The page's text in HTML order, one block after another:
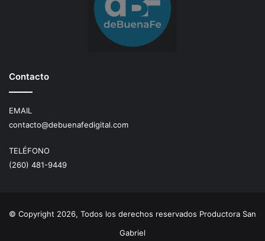
Contacto
EMAIL
contacto@debuenafedigital.com
TELÉFONO
(260) 481-9449
© Copyright 2026, Todos los derechos reservados Productora San
Gabriel